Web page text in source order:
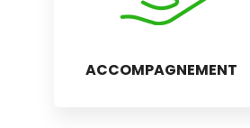
ACCOMPAGNEMENT